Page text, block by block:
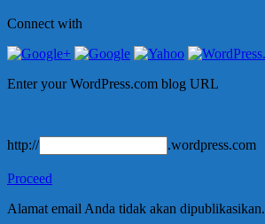
Connect with
Enter your WordPress.com blog URL
http:// .wordpress.com
Proceed
Alamat email Anda tidak akan dipublikasikan.